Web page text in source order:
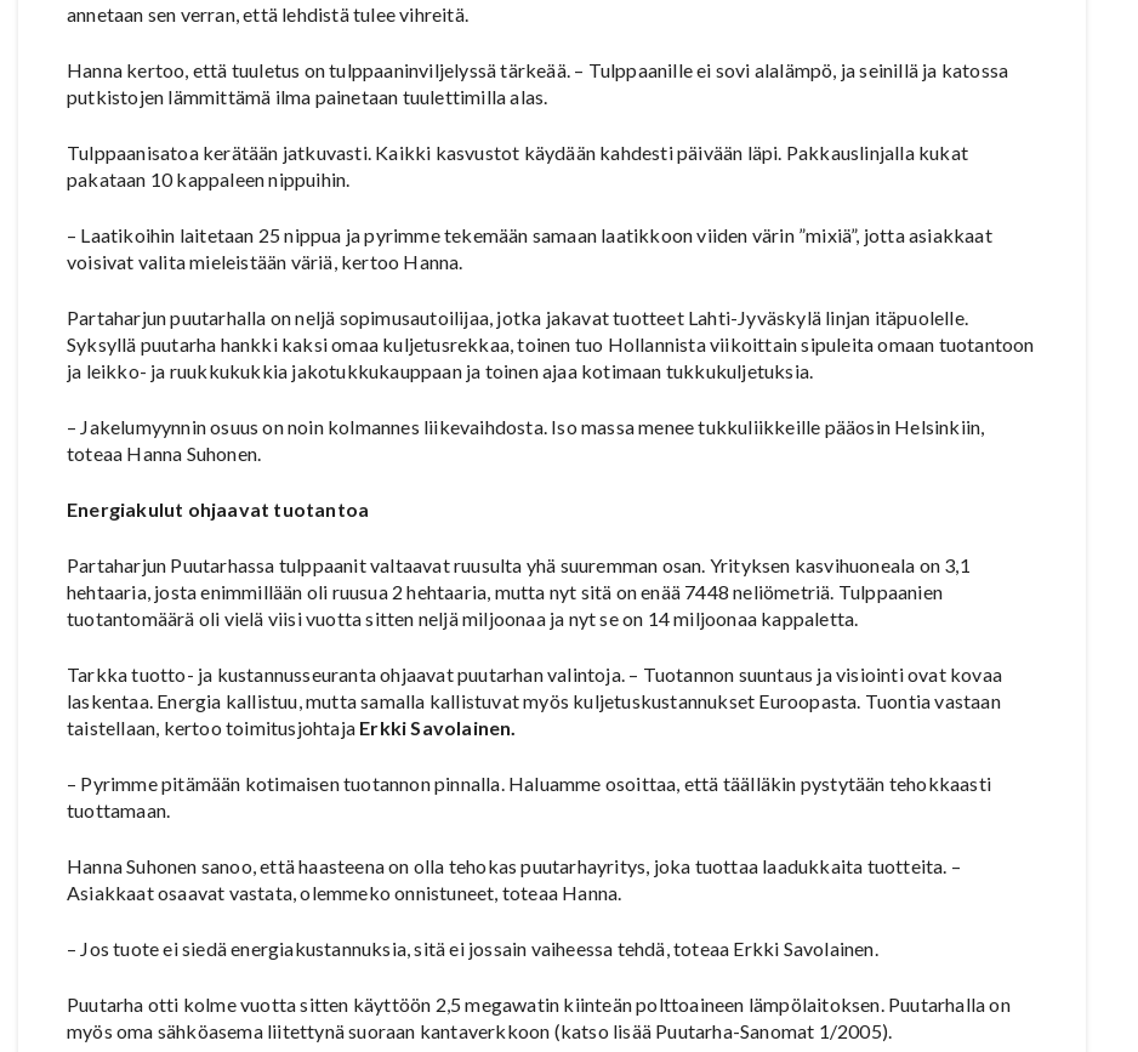
annetaan sen verran, että lehdistä tulee vihreitä.
Hanna kertoo, että tuuletus on tulppaaninviljelyssä tärkeää. – Tulppaanille ei sovi alalämpö, ja seinillä ja katossa
putkistojen lämmittämä ilma painetaan tuulettimilla alas.
Tulppaanisatoa kerätään jatkuvasti. Kaikki kasvustot käydään kahdesti päivään läpi. Pakkauslinjalla kukat
pakataan 10 kappaleen nippuihin.
– Laatikoihin laitetaan 25 nippua ja pyrimme tekemään samaan laatikkoon viiden värin ”mixiä”, jotta asiakkaat
voisivat valita mieleistään väriä, kertoo Hanna.
Partaharjun puutarhalla on neljä sopimusautoilijaa, jotka jakavat tuotteet Lahti-Jyväskylä linjan itäpuolelle.
Syksyllä puutarha hankki kaksi omaa kuljetusrekkaa, toinen tuo Hollannista viikoittain sipuleita omaan tuotantoon
ja leikko- ja ruukkukukkia jakotukkukauppaan ja toinen ajaa kotimaan tukkukuljetuksia.
– Jakelumyynnin osuus on noin kolmannes liikevaihdosta. Iso massa menee tukkuliikkeille pääosin Helsinkiin,
toteaa Hanna Suhonen.
Energiakulut ohjaavat tuotantoa
Partaharjun Puutarhassa tulppaanit valtaavat ruusulta yhä suuremman osan. Yrityksen kasvihuoneala on 3,1
hehtaaria, josta enimmillään oli ruusua 2 hehtaaria, mutta nyt sitä on enää 7448 neliömetriä. Tulppaanien
tuotantomäärä oli vielä viisi vuotta sitten neljä miljoonaa ja nyt se on 14 miljoonaa kappaletta.
Tarkka tuotto- ja kustannusseuranta ohjaavat puutarhan valintoja. – Tuotannon suuntaus ja visiointi ovat kovaa
laskentaa. Energia kallistuu, mutta samalla kallistuvat myös kuljetuskustannukset Euroopasta. Tuontia vastaan
taistellaan, kertoo toimitusjohtaja Erkki Savolainen.
– Pyrimme pitämään kotimaisen tuotannon pinnalla. Haluamme osoittaa, että täälläkin pystytään tehokkaasti
tuottamaan.
Hanna Suhonen sanoo, että haasteena on olla tehokas puutarhayritys, joka tuottaa laadukkaita tuotteita. –
Asiakkaat osaavat vastata, olemmeko onnistuneet, toteaa Hanna.
– Jos tuote ei siedä energiakustannuksia, sitä ei jossain vaiheessa tehdä, toteaa Erkki Savolainen.
Puutarha otti kolme vuotta sitten käyttöön 2,5 megawatin kiinteän polttoaineen lämpölaitoksen. Puutarhalla on
myös oma sähköasema liitettynä suoraan kantaverkkoon (katso lisää Puutarha-Sanomat 1/2005).